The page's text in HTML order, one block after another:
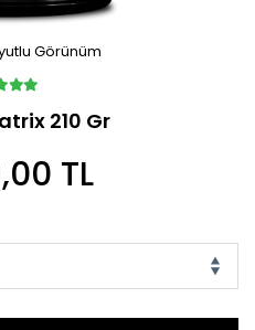
Görünüm
210 Gr
TL